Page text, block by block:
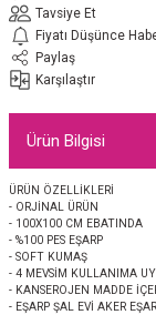
EŞARP 2025-2026
EŞARP
JAKAR ŞAL
İpek Koton Şal
Tavsiye Et
Fiyatı Düşünce
Paylaş
Karşılaştır
Ürün Bilgisi
ÜRÜN ÖZELLİKLERİ
- ORJİNAL ÜRÜN
- 100X100 CM EBATINDA
- %100 PES EŞARP
- SOFT KUMAŞ
- 4 MEVSİM KULLANIMA
- KANSEROJEN MADDE
- EŞARP ŞAL EVİ AKER